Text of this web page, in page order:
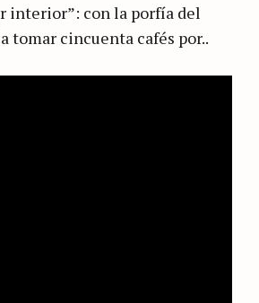
interior”: con la porfía del
tomar cincuenta cafés por..